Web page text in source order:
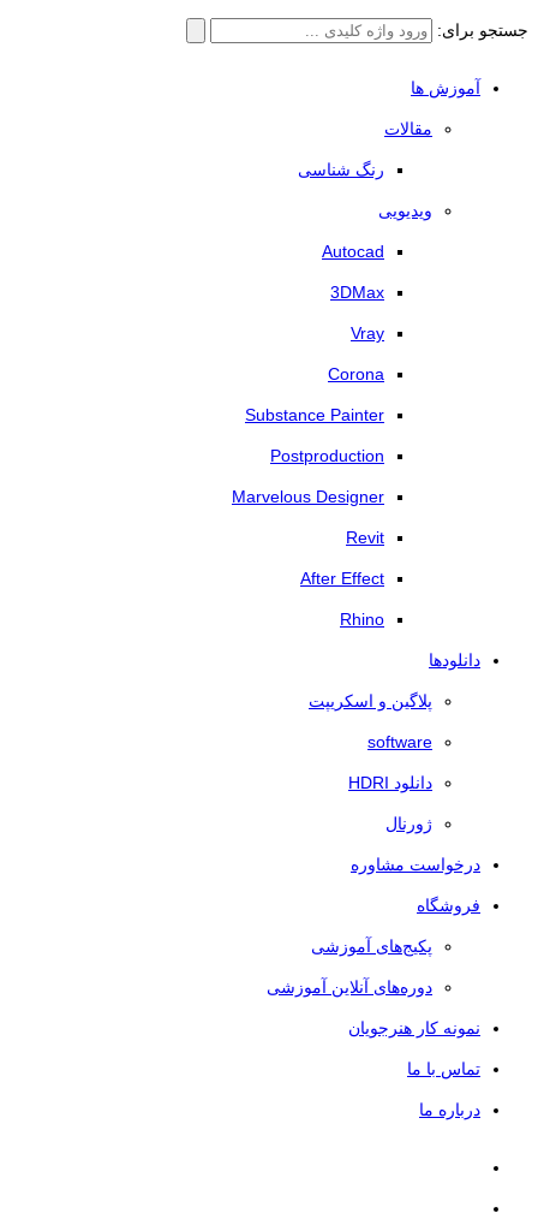
جستجو برای:
آموزش ها
مقالات
رنگ شناسی
ویدیویی
Autocad
3DMax
Vray
Corona
Substance Painter
Postproduction
Marvelous Designer
Revit
After Effect
Rhino
دانلودها
پلاگین و اسکریپت
software
دانلود HDRI
ژورنال
درخواست مشاوره
فروشگاه
پکیج‌های آموزشی
دوره‌های آنلاین آموزشی
نمونه کار هنرجویان
تماس با ما
درباره ما